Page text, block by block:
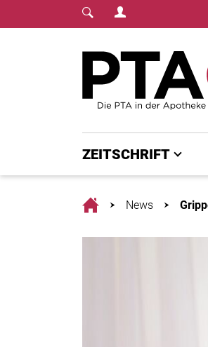
Login Menu
ZEITSCHRIFT
HomeNews